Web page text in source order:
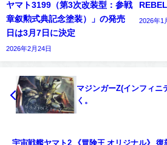
ヤマト3199（第3次改装型：参戦
章叙勲式典記念塗装）」の発売
日は3月7日に決定
2026年2月24日
2026年1
マジンガーZ(インフィニ
く。
宇宙戦艦ヤマト2 《冒険王 オリジナル》 復